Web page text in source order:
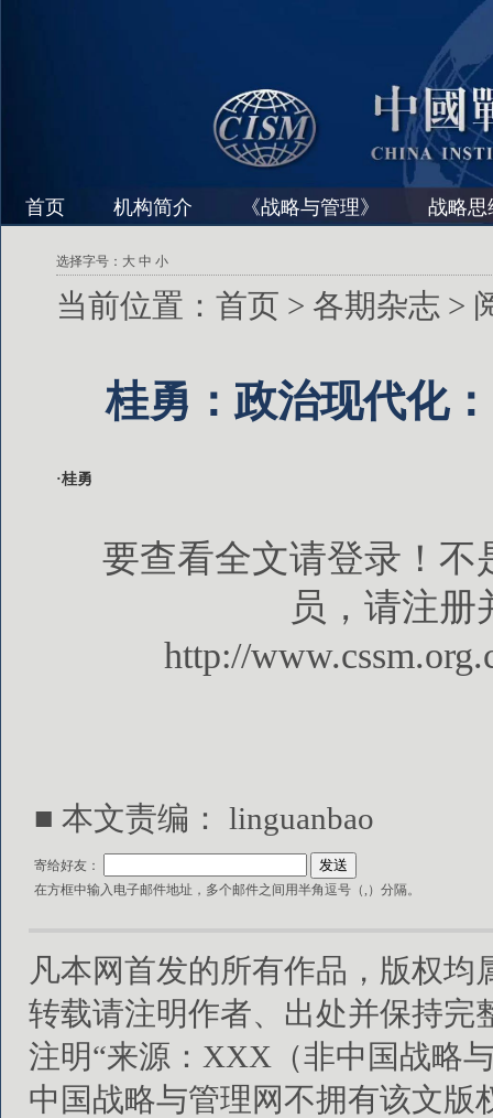
首页 机构简介 《战略与管理》 战略思
选择字号： 大 中 小
当前位置： 首页 > 各期杂志 >
桂勇：政治现代化
·桂勇
要查看全文请登录！不
员，请注册
http://
■ 本文责编： linguanbao
寄给好友：
在方框中输入电子邮件地址，多个邮件之间用半角逗号（,）分隔。
凡本网首发的所有作品，版权
转载请注明作者、出处并保持完
注明“来源：XXX（非中国战略
中国战略与管理网不拥有该文